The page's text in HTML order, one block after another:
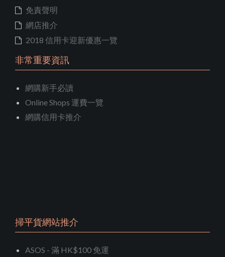
免責聲明
網店推介
2018 信用卡迎新優惠一覽
非常重要資訊
網購新手必讀
Online Shops 運費一覽
網購信用卡推介
掃平貨網站推介
ASOS - 滿 HK$100 免運